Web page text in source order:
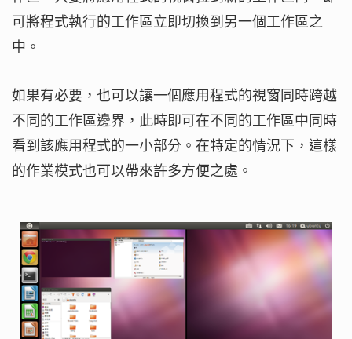
可將程式執行的工作區立即切換到另一個工作區之
中。
如果有必要，也可以讓一個應用程式的視窗同時跨越
不同的工作區邊界，此時即可在不同的工作區中同時
看到該應用程式的一小部分。在特定的情況下，這樣
的作業模式也可以帶來許多方便之處。